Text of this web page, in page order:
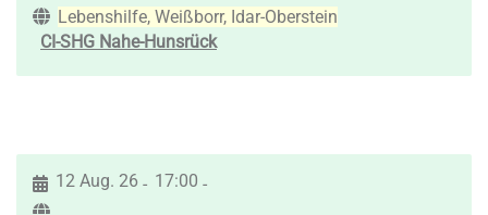
Lebenshilfe, Weißborr, Idar-Oberstein
CI-SHG Nahe-Hunsrück
12 Aug. 26 - 17:00 -